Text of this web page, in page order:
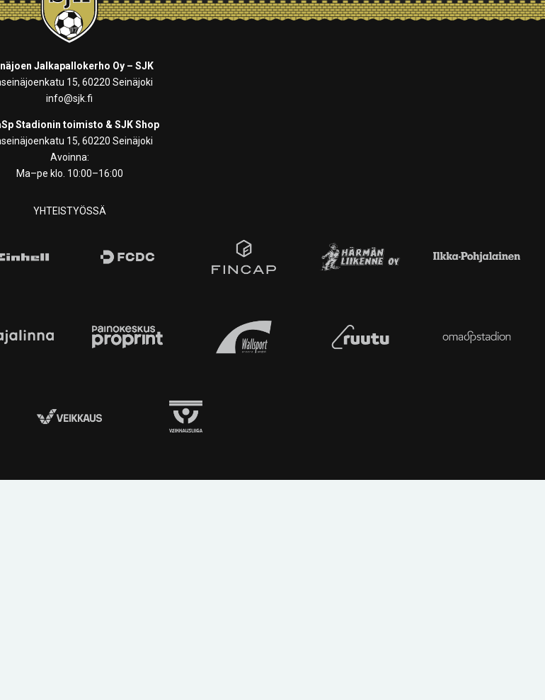
Jalkapallokerho Oy – SJK
15, 60220 Seinäjoki
info@sjk.fi
Stadionin toimisto & SJK Shop
15, 60220 Seinäjoki
Avoinna:
Ma–pe klo. 10:00–16:00
YHTEISTYÖSSÄ